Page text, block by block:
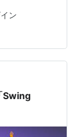
すが「作
れるのがハ
つかのデザ
ト）して、デ
どの数字を
ン
Swing